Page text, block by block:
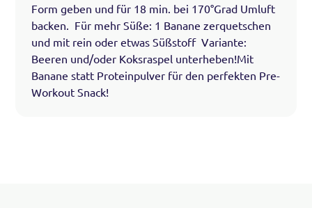
Form geben und für 18 min. bei 170°Grad Umluft
backen. Für mehr Süße: 1 Banane zerquetschen
und mit rein oder etwas Süßstoff Variante:
Beeren und/oder Koksraspel unterheben!Mit
Banane statt Proteinpulver für den perfekten Pre-
Workout Snack!